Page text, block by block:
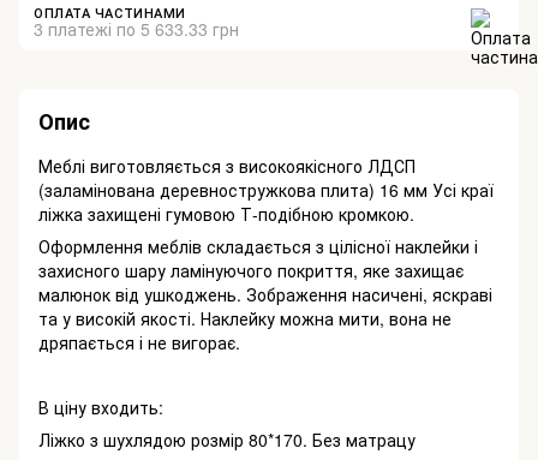
ОПЛАТА ЧАСТИНАМИ
3 платежі по 5 633.33 грн
Опис
Меблі виготовляється з високоякісного ЛДСП
(заламінована деревностружкова плита) 16 мм Усі краї
ліжка захищені гумовою Т-подібною кромкою.
Оформлення меблів складається з цілісної наклейки і
захисного шару ламінуючого покриття, яке захищає
малюнок від ушкоджень. Зображення насичені, яскраві
та у високій якості. Наклейку можна мити, вона не
дряпається і не вигорає.
В ціну входить:
Ліжко з шухлядою розмір 80*170. Без матрацу